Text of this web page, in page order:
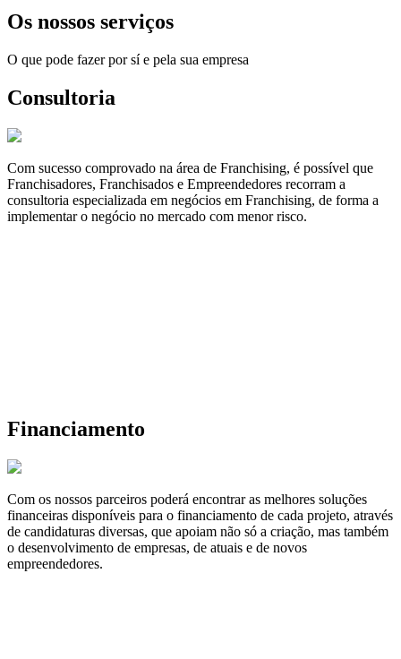
Os nossos serviços
O que pode fazer por sí e pela sua empresa
Consultoria
Com sucesso comprovado na área de Franchising, é possível que
Franchisadores, Franchisados e Empreendedores recorram a
consultoria especializada em negócios em Franchising, de forma a
implementar o negócio no mercado com menor risco.
Financiamento
Com os nossos parceiros poderá encontrar as melhores soluções
financeiras disponíveis para o financiamento de cada projeto, através
de candidaturas diversas, que apoiam não só a criação, mas também
o desenvolvimento de empresas, de atuais e de novos
empreendedores.